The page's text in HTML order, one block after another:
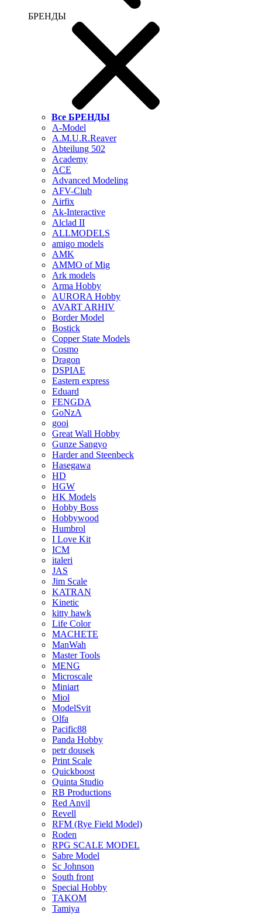
БРЕНДЫ
Все БРЕНДЫ
A-Model
A.M.U.R.Reaver
Abteilung 502
Academy
ACE
Advanced Modeling
AFV-Club
Airfix
Ak-Interactive
Alclad II
ALLMODELS
amigo models
AMK
AMMO of Mig
Ark models
Arma Hobby
AURORA Hobby
AVART ARHIV
Border Model
Bostick
Copper State Models
Cosmo
Dragon
DSPIAE
Eastern express
Eduard
FENGDA
GoNzA
gooi
Great Wall Hobby
Gunze Sangyo
Harder and Steenbeck
Hasegawa
HD
HGW
HK Models
Hobby Boss
Hobbywood
Humbrol
I Love Kit
ICM
italeri
JAS
Jim Scale
KATRAN
Kinetic
kitty hawk
Life Color
MACHETE
ManWah
Master Tools
MENG
Microscale
Miniart
Miol
ModelSvit
Olfa
Pacific88
Panda Hobby
petr dousek
Print Scale
Quickboost
Quinta Studio
RB Productions
Red Anvil
Revell
RFM (Rye Field Model)
Roden
RPG SCALE MODEL
Sabre Model
Sc Johnson
South front
Special Hobby
TAKOM
Tamiya